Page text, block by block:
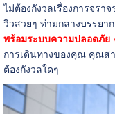
ไม่ต้องกังวลเรื่องการจรา
วิวสวยๆ ท่ามกลางบรรยา
พร้อมระบบความปลอดภัย
การเดินทางของคุณ คุณสา
ต้องกังวลใดๆ